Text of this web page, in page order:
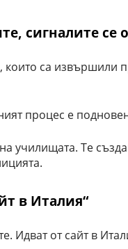
сигналите се
са извършили
процес е
училищата. Те
в Италия“
Идват от сайт в